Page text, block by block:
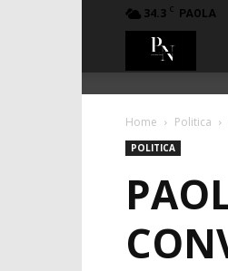
34.3 C PAOLA
Home Politica
POLITICA